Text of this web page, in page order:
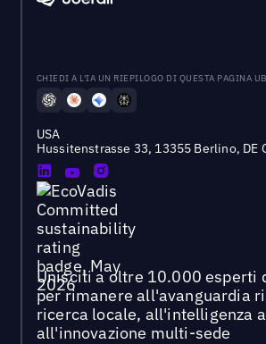
CHIEDI A L'IA UN RIEPILOGO DI QUESTA PAGINA
USA
Hussitenstrasse 33, 13355 Berlino, DE
Unisciti a oltre 10.000 esperti
per rimanere all'avanguardia
ricerca locale, all'intelligenza
all'innovazione multi-sede